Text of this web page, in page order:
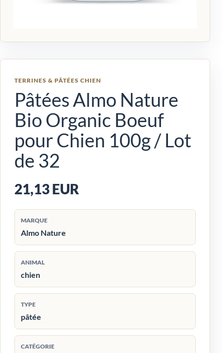
TERRINES & PÂTÉES CHIEN
Pâtées Almo Nature
Bio Organic Boeuf
pour Chien 100g / Lot
de 32
21,13 EUR
MARQUE
Almo Nature
ANIMAL
chien
TYPE
pâtée
CATÉGORIE